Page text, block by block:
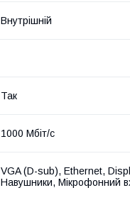
Внутрішній
Так
1000 Мбіт/с
VGA (D-sub), Ethernet,
Навушники, Мікрофонний